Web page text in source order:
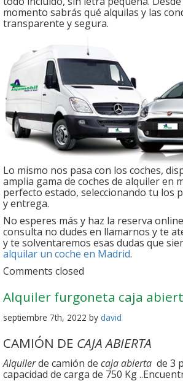
momento sabrás qué alquilas y las
transparente y segura.
Lo mismo nos pasa con los coches,
amplia gama de coches de alquiler en
perfecto estado, seleccionando tu los
y entrega.
No esperes más y haz la reserva
consulta no dudes en llamarnos y te
y te solventaremos esas dudas que
alquilar un coche en Madrid.
Comments closed
Alquiler furgoneta caja
septiembre 7th, 2022 by david
CAMIÓN DE CAJA ABIERTA
Alquilerde camión de caja abierta de 3
capacidad de carga de 750 Kg